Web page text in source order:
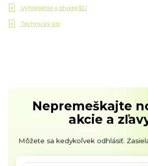
Vyhlásenie o zhode EU
Technický list
Nepremeškajte
akcie a
Môžete sa kedykoľvek odhlásiť.